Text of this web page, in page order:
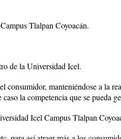
Tlalpan Coyoacán.
de la Universidad Icel.
consumidor, manteniéndose a la
la competencia que se pueda
Icel Campus Tlalpan